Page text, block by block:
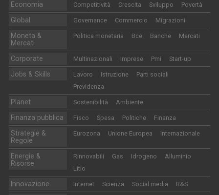
Economia Competitività Crescita Sviluppo Povertà
Global Governance Commercio Migrazioni
Moneta &
Mercati
Politica monetaria Bce Banche Mercati
Corporate Multinazionali Imprese Pmi Start-up
Jobs & Skills Lavoro Istruzione
Parti sociali
Previdenza
Planet Sostenibilità Ambiente
Finanza pubblica Fisco Spesa Politiche Finanza
Strategie &
Regole
Eurozona Unione Europea Internazionale
Energie &
Risorse
Rinnovabili Gas Idrogeno
Alluminio
Litio
Innovazione Internet Scienza Social media R&S